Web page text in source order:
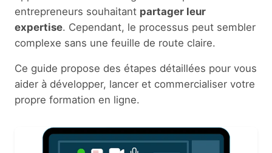
entrepreneurs souhaitant partager leur
expertise. Cependant, le processus peut sembler
complexe sans une feuille de route claire.
Ce guide propose des étapes détaillées pour vous
aider à développer, lancer et commercialiser votre
propre formation en ligne.